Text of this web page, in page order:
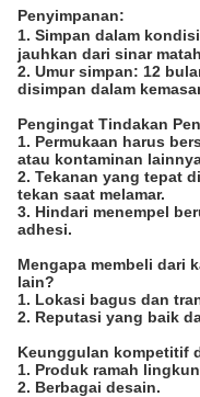
Penyimpanan:
1. Simpan dalam
jauhkan dari sinar
2. Umur simpan: 12
disimpan dalam
Pengingat Tindakan
1. Permukaan harus
atau kontaminan
2. Tekanan yang tepat
tekan saat melamar.
3. Hindari menempel
adhesi.
Mengapa membeli dari
lain?
1. Lokasi bagus dan
2. Reputasi yang baik
Keunggulan kompetitif
1. Produk ramah
2. Berbagai desain.